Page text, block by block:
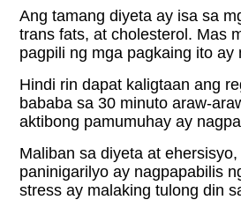
Ang tamang diyeta ay isa sa
trans fats, at cholesterol. Mas
pagpili ng mga pagkaing ito
Hindi rin dapat kaligtaan ang
bababa sa 30 minuto araw-
aktibong pamumuhay ay
Maliban sa diyeta at
paninigarilyo ay nagpapabilis
stress ay malaking tulong din